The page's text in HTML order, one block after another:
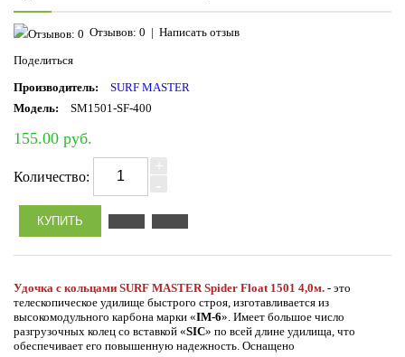
Отзывов: 0 | Написать отзыв
Поделиться
Производитель:
SURF MASTER
Модель:
SM1501-SF-400
155.00 руб.
Количество:
Удочка с кольцами SURF MASTER Spider Float 1501 4,0м. - это
телескопическое удилище быстрого строя, изготавливается из
высокомодульного карбона марки «IM-6». Имеет большое число
разгрузочных колец со вставкой «SIC» по всей длине удилища, что
обеспечивает его повышенную надежность. Оснащено